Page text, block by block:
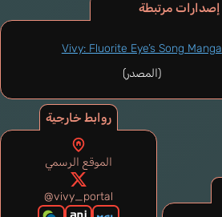
إصدارات مرتبطة
Vivy: Fluorite Eye’s Song Manga
(المصدر)
روابط خارجية
الموقع الرسمي
@vivy_portal